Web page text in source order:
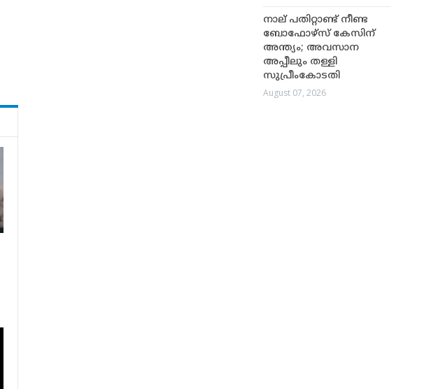
നാല് പതിറ്റാണ്ട് നീണ്ട
ബോഫോഴ്സ് കേസിന്
അന്ത്യം; അവസാന
അപ്പീലും തള്ളി
സുപ്രീംകോടതി
August 07, 2026